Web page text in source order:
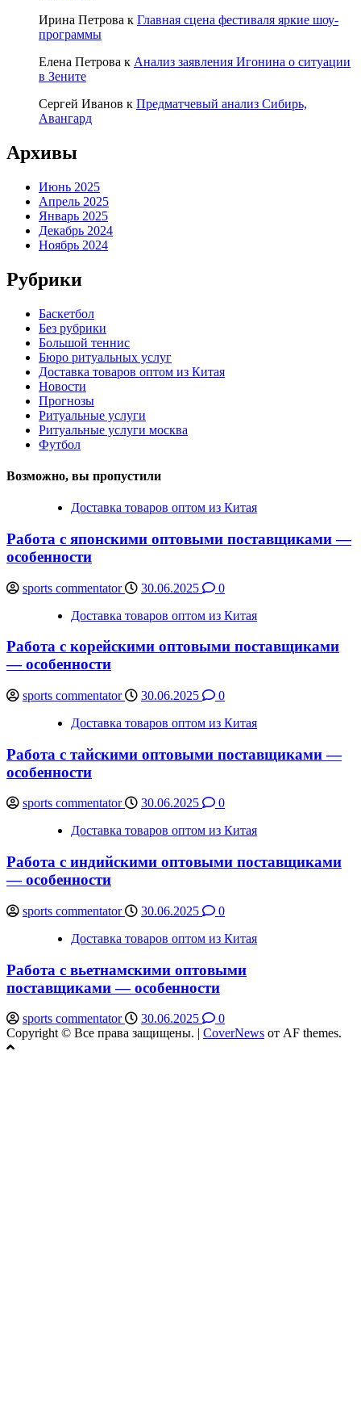
Ирина Петрова к Главная сцена фестиваля яркие шоу-
программы
Елена Петрова к Анализ заявления Игонина о ситуации
в Зените
Сергей Иванов к Предматчевый анализ Сибирь,
Авангард
Архивы
Июнь 2025
Апрель 2025
Январь 2025
Декабрь 2024
Ноябрь 2024
Рубрики
Баскетбол
Без рубрики
Большой теннис
Бюро ритуальных услуг
Доставка товаров оптом из Китая
Новости
Прогнозы
Ритуальные услуги
Ритуальные услуги москва
Футбол
Возможно, вы пропустили
Доставка товаров оптом из Китая
Работа с японскими оптовыми поставщиками —
особенности
sports commentator 30.06.2025
0
Доставка товаров оптом из Китая
Работа с корейскими оптовыми поставщиками
— особенности
sports commentator 30.06.2025
0
Доставка товаров оптом из Китая
Работа с тайскими оптовыми поставщиками —
особенности
sports commentator 30.06.2025
0
Доставка товаров оптом из Китая
Работа с индийскими оптовыми поставщиками
— особенности
sports commentator 30.06.2025
0
Доставка товаров оптом из Китая
Работа с вьетнамскими оптовыми
поставщиками — особенности
sports commentator 30.06.2025
0
Copyright © Все права защищены. | CoverNews от AF themes.